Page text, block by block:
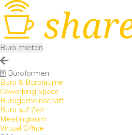
Büro mieten
Büroformen
Büro & Büroräume
Coworking Space
Bürogemeinschaft
Büro auf Zeit
Meetingraum
Virtual Office